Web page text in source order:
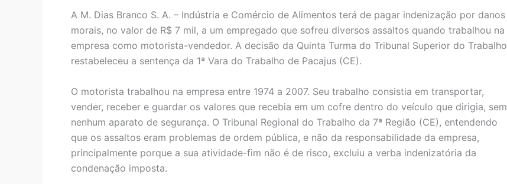
A M. Dias Branco S. A. – Indústria e Comércio de Alimentos terá de pagar indenização por danos
morais, no valor de R$ 7 mil, a um empregado que sofreu diversos assaltos quando trabalhou na
empresa como motorista-vendedor. A decisão da Quinta Turma do Tribunal Superior do Trabalho
restabeleceu a sentença da 1ª Vara do Trabalho de Pacajus (CE).
O motorista trabalhou na empresa entre 1974 a 2007. Seu trabalho consistia em transportar,
vender, receber e guardar os valores que recebia em um cofre dentro do veículo que dirigia, sem
nenhum aparato de segurança. O Tribunal Regional do Trabalho da 7ª Região (CE), entendendo
que os assaltos eram problemas de ordem pública, e não da responsabilidade da empresa,
principalmente porque a sua atividade-fim não é de risco, excluiu a verba indenizatória da
condenação imposta.